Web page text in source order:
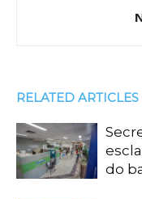
RELATED ARTICLES
do